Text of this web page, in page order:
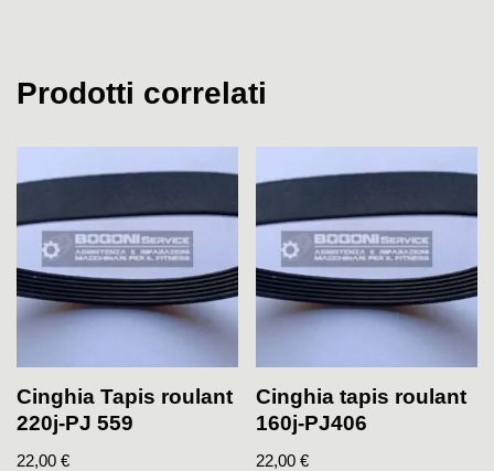
Prodotti correlati
Cinghia Tapis roulant
220j-PJ 559
22,00 €
Cinghia tapis roulant
160j-PJ406
22,00€